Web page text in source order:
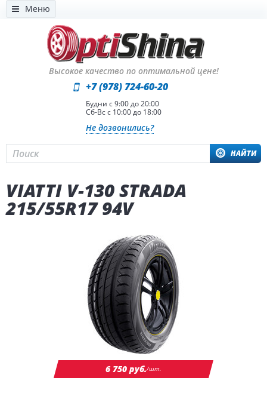
Меню
Высокое качество по оптимальной цене!
НАЙТИ
+7 (978) 724-60-20
Будни с 9:00 до 20:00
Сб-Вс с 10:00 до 18:00
Не дозвонились?
VIATTI V-130 STRADA
215/55R17 94V
6 750 руб./шт.